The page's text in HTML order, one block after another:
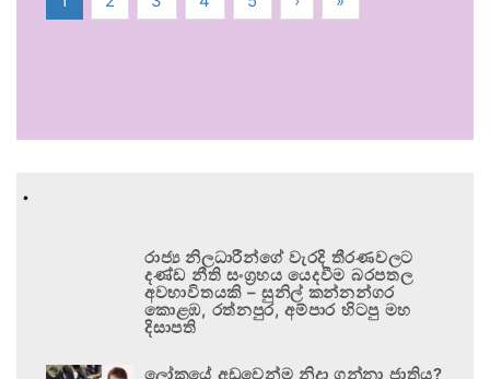
.
රාජ්‍ය නිලධාරීන්ගේ වැරදි තීරණවලට
දණ්ඩ නීති සංග්‍රහය යෙදවීම බරපතල
අවභාවිතයකි – සුනිල් කන්නන්ගර
කොළඹ, රත්නපුර, අම්පාර හිටපු මහ
දිසාපති
ලෝකයේ අඩුවෙන්ම නිදා ගන්නා ජාතිය?